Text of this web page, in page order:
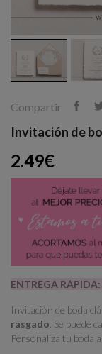
Compartir
Invitación de
2.49€
ENTREGA
Invitación de boda
rasgado . Se puede
Personaliza tu boda